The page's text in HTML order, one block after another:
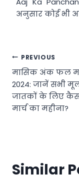
अनुसार कोई भी
Post
PREVIOUS
मासिक अंक फल
2024: जानें सभी
जातकों के लिए
मार्च का महीना?
Similar